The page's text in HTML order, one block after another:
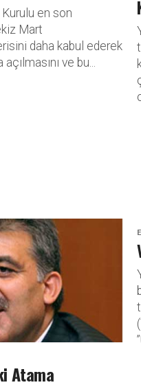
en son
Mart
daha kabul ederek
ve bu...
Atama